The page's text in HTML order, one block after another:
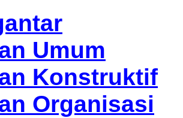
Umum
Konstruktif
Organisasi